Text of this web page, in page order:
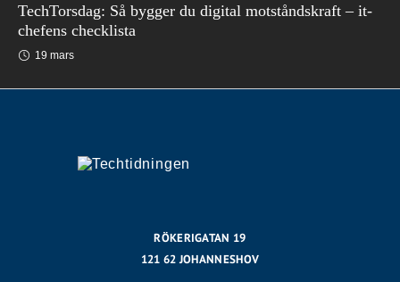
TechTorsdag: Så bygger du digital motståndskraft – it-
chefens checklista
19 mars
RÖKERIGATAN 19
121 62 JOHANNESHOV